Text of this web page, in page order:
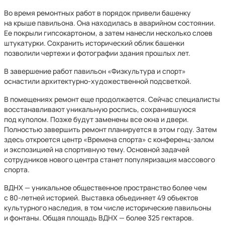
Во время ремонтных работ в порядок привели башенку
на крыше павильона. Она находилась в аварийном состоянии.
Ее покрыли гипсокартоном, а затем нанесли несколько слоев
штукатурки. Сохранить исторический облик башенки
позволили чертежи и фотографии здания прошлых лет.
В завершение работ павильон «Физкультура и спорт»
оснастили архитектурно-художественной подсветкой.
В помещениях ремонт еще продолжается. Сейчас специалисты
восстанавливают уникальную роспись, сохранившуюся
под куполом. Позже будут заменены все окна и двери.
Полностью завершить ремонт планируется в этом году. Затем
здесь откроется центр «Времена спорта» с конференц-залом
и экспозицией на спортивную тему. Основной задачей
сотрудников нового центра станет популяризация массового
спорта.
ВДНХ — уникальное общественное пространство более чем
с 80-летней историей. Выставка объединяет 49 объектов
культурного наследия, в том числе исторические павильоны
и фонтаны. Общая площадь ВДНХ — более 325 гектаров.